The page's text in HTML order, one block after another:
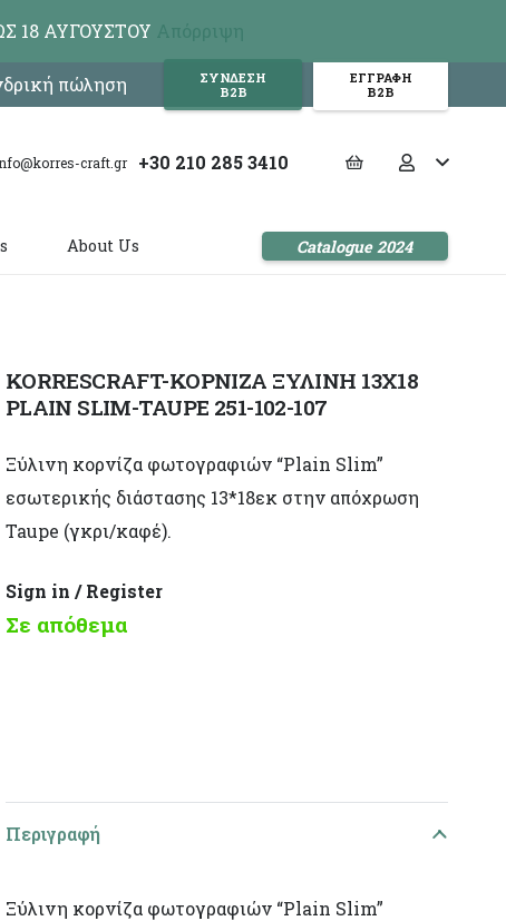
πώληση
ΣΥΝΔΕΣΗ
Β2Β
ΕΓΓΡΑΦΗ
Β2Β
craft.gr +30 210 285 3410
About Us Catalogue 2024
KORRESCRAFT-ΚΟΡΝΙΖΑ ΞΥΛΙΝΗ 13X18
PLAIN SLIM-TAUPE 251-102-107
Ξύλινη κορνίζα φωτογραφιών “Plain Slim”
εσωτερικής διάστασης 13*18εκ στην απόχρωση
Taupe (γκρι/καφέ).
Sign in / Register
Σε απόθεμα
Περιγραφή
Ξύλινη κορνίζα φωτογραφιών “Plain Slim”
18 ΑΥΓΟΥΣΤΟΥ Απόρριψη